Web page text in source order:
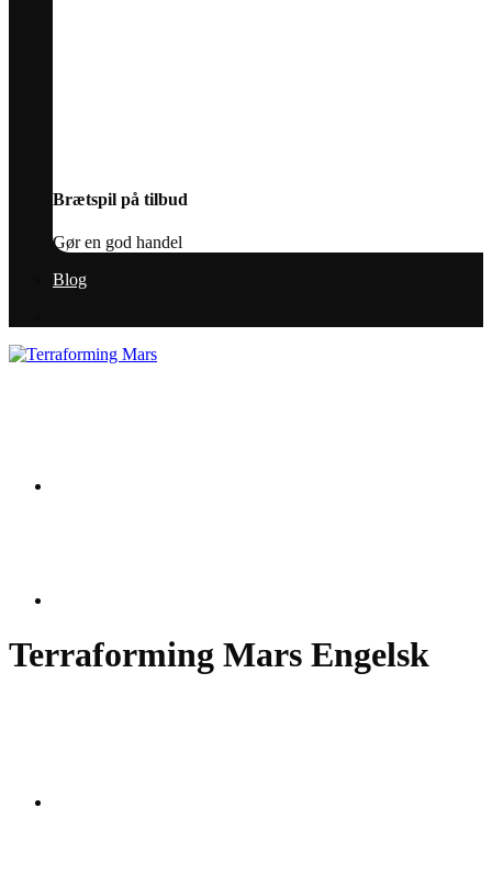
Brætspil på tilbud
Gør en god handel
Blog
Terraforming Mars Engelsk